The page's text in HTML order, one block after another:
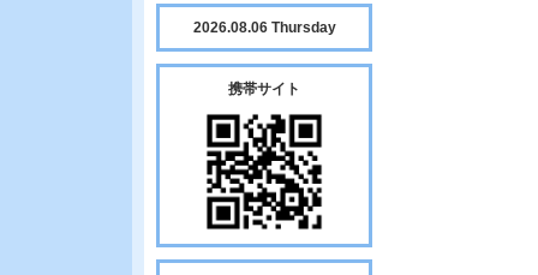
2026.08.06 Thursday
携帯サイト